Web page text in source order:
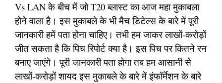
Vs LAN के बीच में जो T20 ब्लास्ट का आज महा मुकाबला
होने वाला है। इस मुकाबले के भी मैच डिटेल्स के बारे में पूरी
जानकारी हमें पता होना चाहिए। तभी हम जाकर लाखों-करोड़ों
जीत सकता है कि पिच रिपोर्ट क्या है। इस पिच पर कितने रन
बनाए जाएंगे। पूरी जानकारी पता होगा तब हम आसानी से
लाखों-करोड़ों शायद इस मुकाबले के बारे में इंफॉर्मेशन के बारे